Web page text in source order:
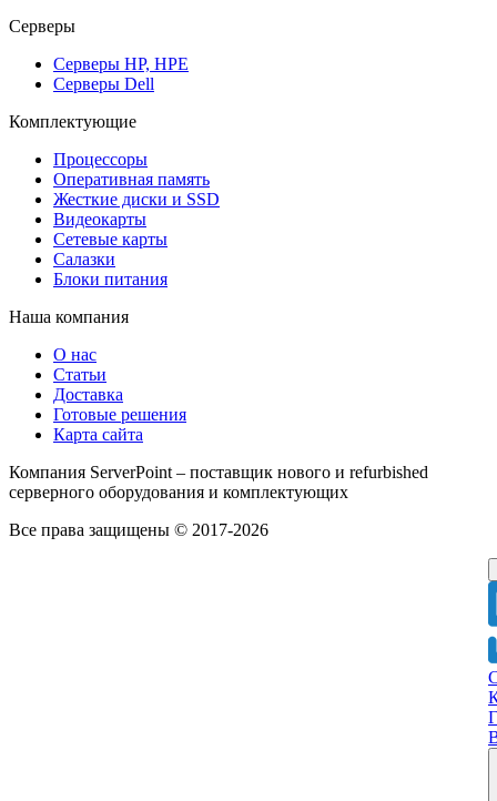
Серверы
Серверы HP, HPE
Серверы Dell
Комплектующие
Процессоры
Оперативная память
Жесткие диски и SSD
Видеокарты
Сетевые карты
Салазки
Блоки питания
Наша компания
О нас
Статьи
Доставка
Готовые решения
Карта сайта
Компания ServerPoint – поставщик нового и refurbished
серверного оборудования и комплектующих
Все права защищены © 2017-2026